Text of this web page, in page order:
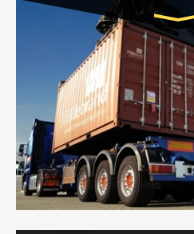
Еврофура Тент
от 10 000 руб.
- Доставка фурой до 20 т
объемов грузов,
паллеты и россыпью в
России с гарантией полной
- Тайгер Логистик
грузоперевозкам для